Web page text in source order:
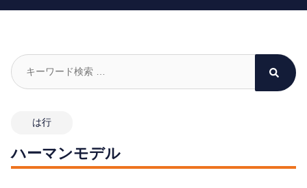
は行
ハーマンモデル